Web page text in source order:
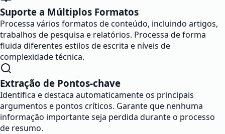
Suporte a Múltiplos Formatos
Processa vários formatos de conteúdo, incluindo artigos,
trabalhos de pesquisa e relatórios. Processa de forma
fluida diferentes estilos de escrita e níveis de
complexidade técnica.
Extração de Pontos-chave
Identifica e destaca automaticamente os principais
argumentos e pontos críticos. Garante que nenhuma
informação importante seja perdida durante o processo
de resumo.